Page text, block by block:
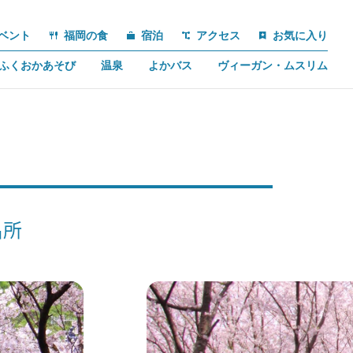
ント 福岡の食 宿泊 アクセス お気に入り
くおかあそび 温泉 よかバス ヴィーガン・ムスリム